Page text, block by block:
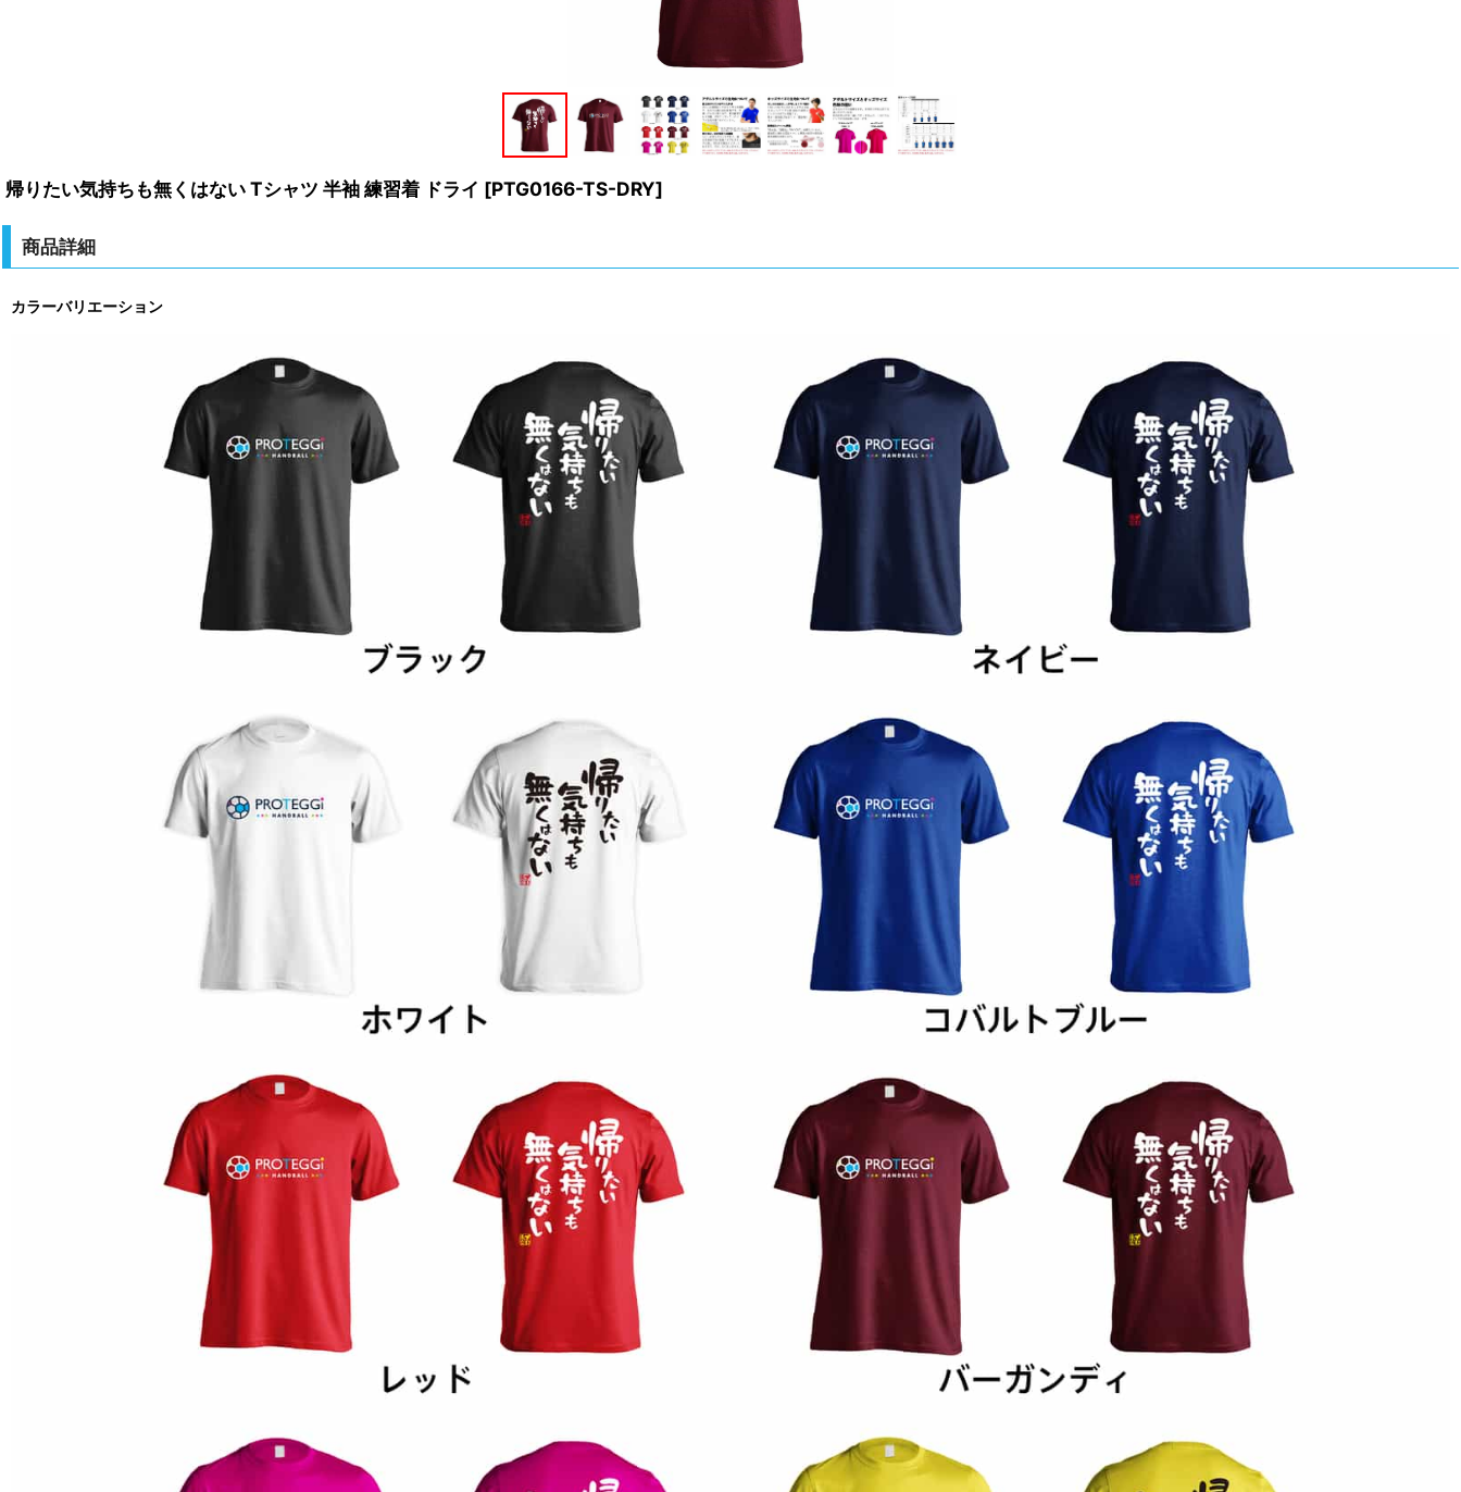
帰りたい気持ちも無くはない Tシャツ 半袖 練習着 ドライ [PTG0166-TS-DRY]
商品詳細
カラーバリエーション